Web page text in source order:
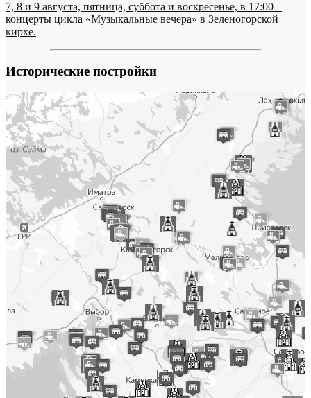
7, 8 и 9 августа, пятница, суббота и воскресенье, в 17:00 –
концерты цикла «Музыкальные вечера» в Зеленогорской
кирхе.
Исторические постройки